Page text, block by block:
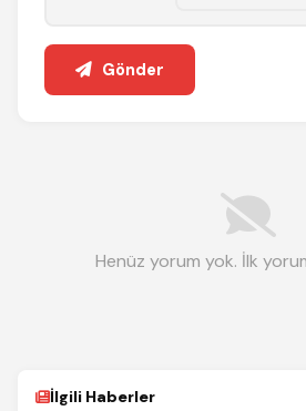
Gönder
Henüz yorum yok. İlk
İlgili Haberler